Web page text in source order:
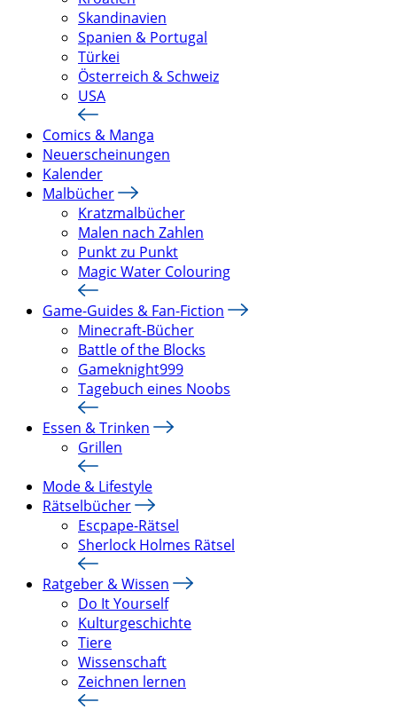
Skandinavien
Spanien & Portugal
Türkei
Österreich & Schweiz
USA
Comics & Manga
Neuerscheinungen
Kalender
Malbücher
Kratzmalbücher
Malen nach Zahlen
Punkt zu Punkt
Magic Water Colouring
Game-Guides & Fan-Fiction
Minecraft-Bücher
Battle of the Blocks
Gameknight999
Tagebuch eines Noobs
Essen & Trinken
Grillen
Mode & Lifestyle
Rätselbücher
Escpape-Rätsel
Sherlock Holmes Rätsel
Ratgeber & Wissen
Do It Yourself
Kulturgeschichte
Tiere
Wissenschaft
Zeichnen lernen